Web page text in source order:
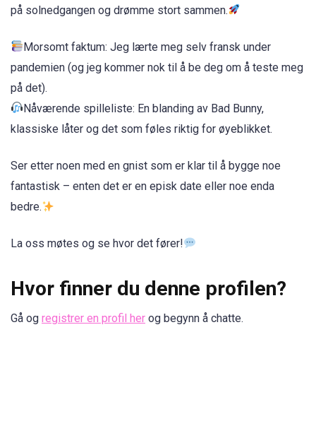
på solnedgangen og drømme stort sammen.
Morsomt faktum: Jeg lærte meg selv fransk under
pandemien (og jeg kommer nok til å be deg om å teste meg
på det).
Nåværende spilleliste: En blanding av Bad Bunny,
klassiske låter og det som føles riktig for øyeblikket.
Ser etter noen med en gnist som er klar til å bygge noe
fantastisk – enten det er en episk date eller noe enda
bedre.
La oss møtes og se hvor det fører!
Hvor finner du denne profilen?
Gå og registrer en profil her og begynn å chatte.